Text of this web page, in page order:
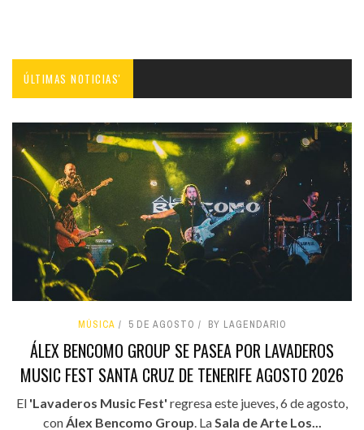
ÚLTIMAS NOTICIAS'
MÚSICA 5 DE AGOSTO BY LAGENDARIO
ÁLEX BENCOMO GROUP SE PASEA POR LAVADEROS
MUSIC FEST SANTA CRUZ DE TENERIFE AGOSTO 2026
El 'Lavaderos Music Fest' regresa este jueves, 6 de agosto,
con Álex Bencomo Group . La Sala de Arte Los...